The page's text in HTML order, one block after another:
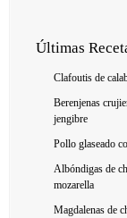
Últimas
Clafoutis de
Berenjenas
jengibre
Pollo glaseado
Albóndigas de
mozarella
Magdalenas de